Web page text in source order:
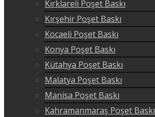
Kırklareli Poşet Baskı
Kırşehir Poşet Baskı
Kocaeli Poşet Baskı
Konya Poşet Baskı
Kütahya Poşet Baskı
Malatya Poşet Baskı
Manisa Poşet Baskı
Kahramanmaraş Poşet Baskı